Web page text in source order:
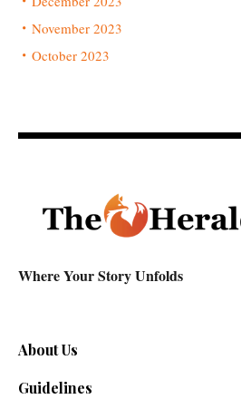
November 2023
October 2023
Where Your Story Unfolds
About Us
Guidelines